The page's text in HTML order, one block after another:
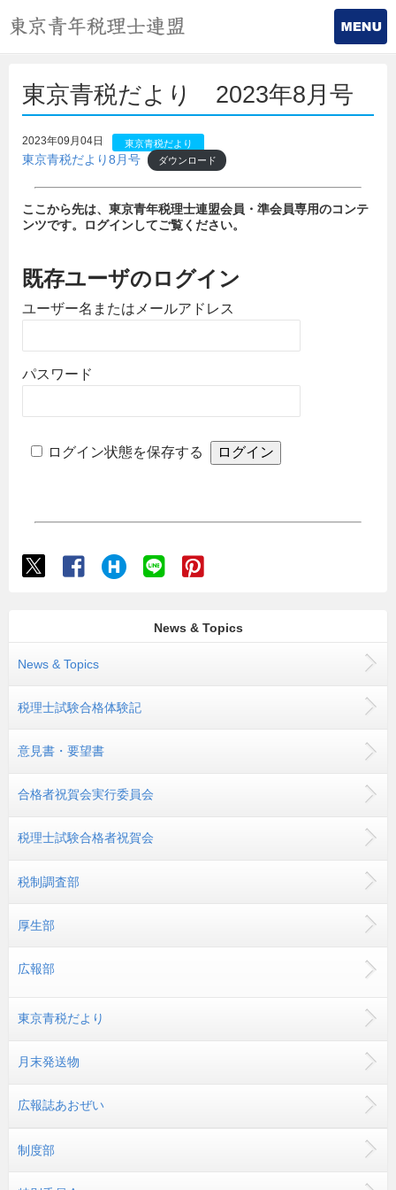
東京青税だより 2023年8月号
2023年09月04日 東京青税だより
東京青税だより8月号 ダウンロード
ここから先は、東京青年税理士連盟会員・準会員専用のコンテ
ンツです。ログインしてご覧ください。
既存ユーザのログイン
ユーザー名またはメールアドレス
パスワード
ログイン状態を保存する
News & Topics
News & Topics
税理士試験合格体験記
意見書・要望書
合格者祝賀会実行委員会
税理士試験合格者祝賀会
税制調査部
厚生部
広報部
東京青税だより
月末発送物
広報誌あおぜい
制度部